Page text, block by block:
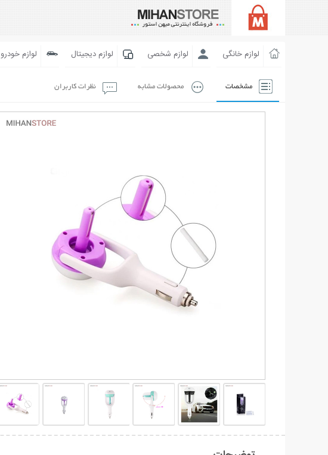
لوازم خانگی لوازم شخصی لوازم دیجیتال لوازم خودرو
مشخصات محصولات مشابه نظرات کاربران